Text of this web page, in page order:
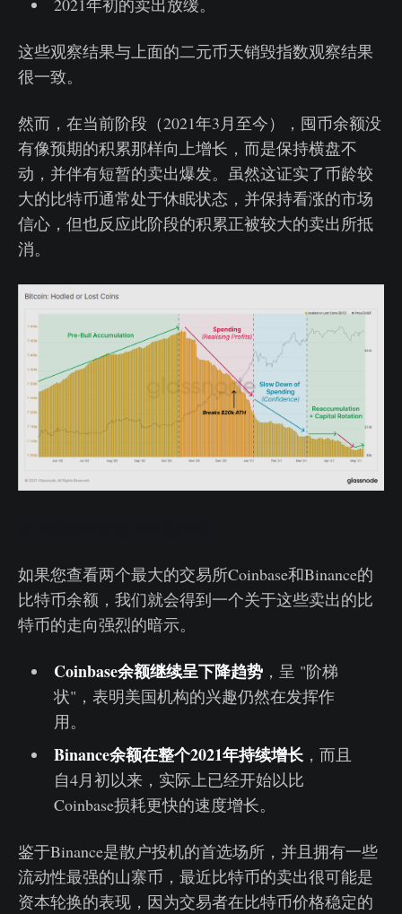
这些观察结果与上面的二元币天销毁指数观察结果
很一致。
然而，在当前阶段（2021年3月至今），囤币余额没
有像预期的积累那样向上增长，而是保持横盘不
动，并伴有短暂的卖出爆发。虽然这证实了币龄较
大的比特币通常处于休眠状态，并保持看涨的市场
信心，但也反应此阶段的积累正被较大的卖出所抵
消。
如果您查看两个最大的交易所Coinbase和Binance的
比特币余额，我们就会得到一个关于这些卖出的比
特币的走向强烈的暗示。
Coinbase余额继续呈下降趋势，呈 "阶梯
状"，表明美国机构的兴趣仍然在发挥作
用。
Binance余额在整个2021年持续增长，而且
自4月初以来，实际上已经开始以比
Coinbase损耗更快的速度增长。
鉴于Binance是散户投机的首选场所，并且拥有一些
流动性最强的山寨币，最近比特币的卖出很可能是
资本轮换的表现，因为交易者在比特币价格稳定的